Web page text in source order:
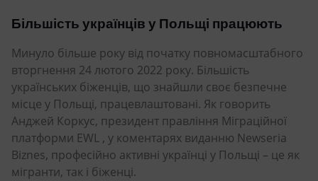
Більшість українців у Польщі працюють
Минуло більше року від початку повномасштабного
вторгнення 24 лютого 2022 року. Більшість
українських біженців, що знайшли своє безпечне
місце у Польщі, працевлаштовані. Як говорить
Анджей Коркус, президент правління Міграційної
платформи EWL , у коментарях виданню Newseria
Biznes, професійно активні українці у Польщі – це як
мігранти, так і біженці.